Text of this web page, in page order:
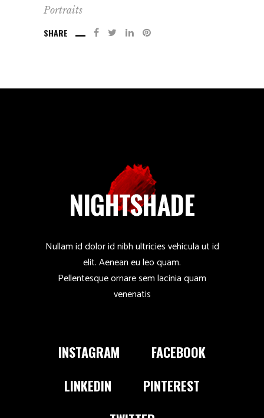
Portraits
SHARE
Nullam id dolor id nibh ultricies vehicula ut id
elit. Aenean eu leo quam.
Pellentesque ornare sem lacinia quam
venenatis
INSTAGRAM
FACEBOOK
LINKEDIN
PINTEREST